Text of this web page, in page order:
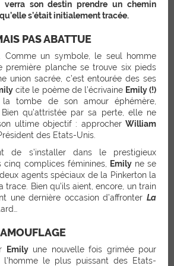
verra son destin prendre un chemin
s’était initialement tracée.
PAS ABATTUE
Comme un symbole, le seul homme
première planche se trouve six pieds
union sacrée, c’est entourée des ses
cite le poème de l’écrivaine Emily (!)
tombe de son amour éphémère,
. Bien qu’attristée par sa perte, elle ne
ultime objectif : approcher William
des Etats-Unis.
de s’installer dans le prestigieux
cinq complices féminines, Emilyne se
agents spéciaux de la Pinkerton la
trace. Bien qu’ils aient, encore, un train
une dernière occasion d’affronter La
Emilyune nouvelle fois grimée pour
l’homme le plus puissant des Etats-